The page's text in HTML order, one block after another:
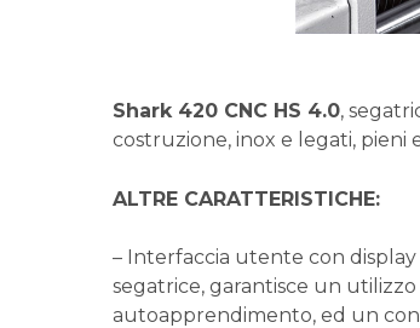
Shark 420 CNC HS 4.0,
costruzione, inox e legati, pieni
ALTRE CARATTERISTICHE:
– Interfaccia utente con
segatrice, garantisce un
autoapprendimento, ed un